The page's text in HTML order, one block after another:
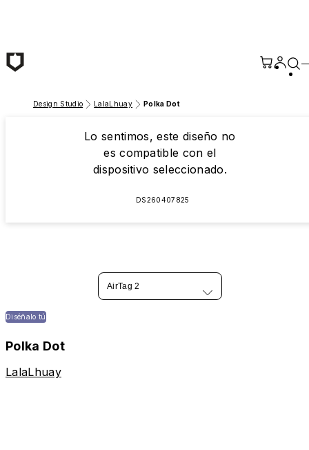
Design Studio LalaLhuay Polka Dot
Lo sentimos, este diseño no
es compatible con el
dispositivo seleccionado.
DS260407825
AirTag 2
Diséñalo tú
Polka Dot
LalaLhuay